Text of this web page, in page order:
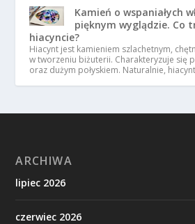
Kamień o wspaniałych
pięknym wyglądzie. Co
hiacyncie?
Hiacynt jest kamieniem szlachetnym,
w tworzeniu biżuterii. Charakteryzuje się
oraz dużym połyskiem. Naturalnie,
ARCHIWA
lipiec 2026
czerwiec 2026